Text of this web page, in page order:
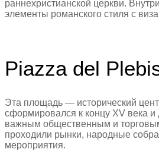
раннехристианской церкви.
элементы романского стиля с
Piazza del
Эта площадь — исторический
сформировался к концу XV века
важным общественным и
проходили рынки, народные
мероприятия.